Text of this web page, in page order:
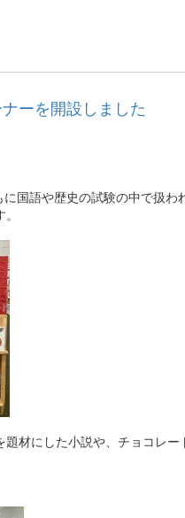
ーを開設しました
国語や歴史の試験の中で扱わ
材にした小説や、チョコレ